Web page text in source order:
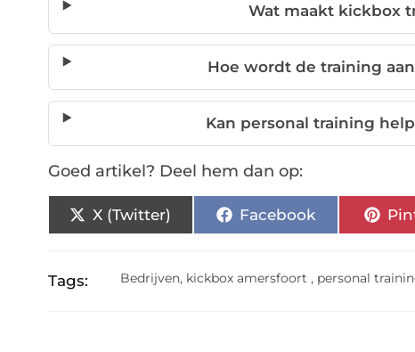
Wat maakt kickbox
Hoe wordt de training
Kan personal training
Goed artikel? Deel hem dan op:
X (Twitter) Facebook
Tags: Bedrijven, kickbox amersfoort , personal